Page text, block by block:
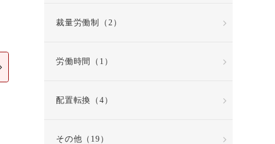
裁量労働制（2）
労働時間（1）
配置転換（4）
その他（19）